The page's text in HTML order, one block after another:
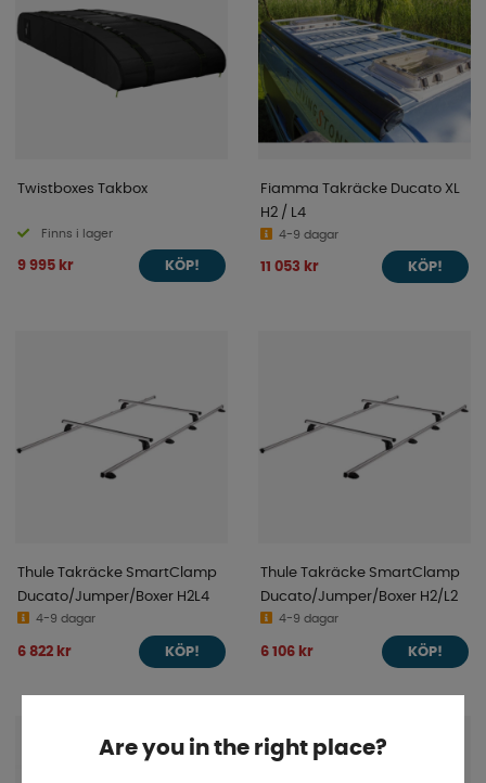
Twistboxes Takbox
Finns i lager
9 995 kr KÖP!
Fiamma Takräcke Ducato XL
H2 / L4
4-9 dagar
11 053 kr KÖP!
Thule Takräcke SmartClamp
Ducato/Jumper/Boxer H2L4
4-9 dagar
6 822 kr KÖP!
Thule Takräcke SmartClamp
Ducato/Jumper/Boxer H2/L2
4-9 dagar
6 106 kr KÖP!
Are you in the right place?